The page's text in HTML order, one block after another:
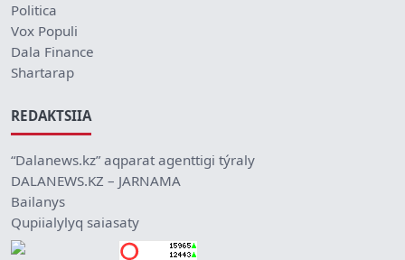
Politica
Vox Populi
Dala Finance
Shartarap
REDAKTSIIA
“Dalanews.kz” aqparat agenttigi týraly
DALANEWS.KZ – JARNAMA
Bailanys
Qupiialylyq saiasaty